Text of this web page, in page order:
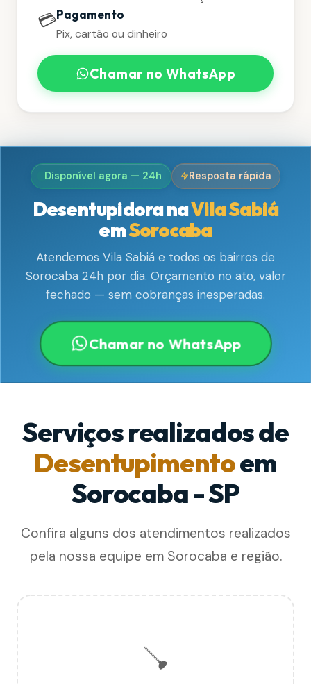
💳Pagamento
Pix, cartão ou dinheiro
Chamar no WhatsApp
Disponível agora — 24h Resposta rápida
Desentupidora naVila Sabiá
emSorocaba
Atendemos Vila Sabiá e todos os bairros de
Sorocaba 24h por dia. Orçamento no ato, valor
fechado — sem cobranças inesperadas.
Chamar no WhatsApp
Serviços realizados de
Desentupimentoem
Sorocaba - SP
Confira alguns dos atendimentos realizados
pela nossa equipe em Sorocaba e região.
🪠